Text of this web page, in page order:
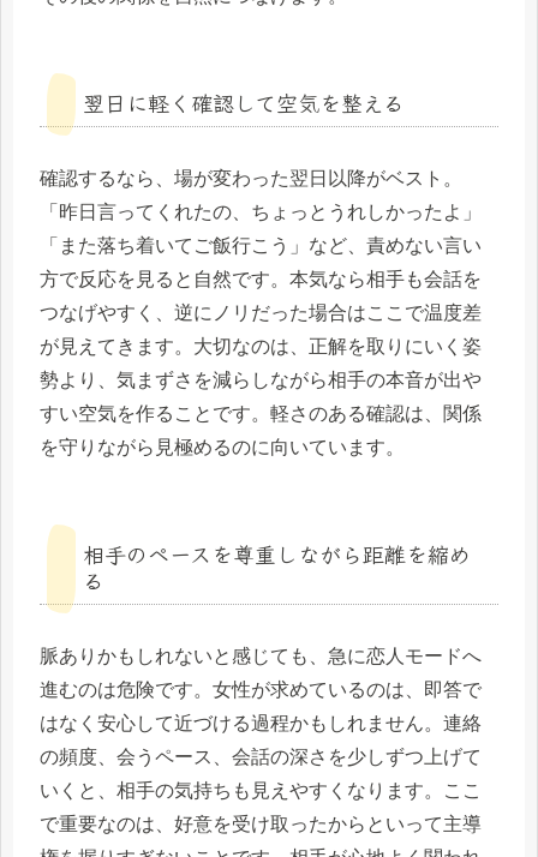
翌日に軽く確認して空気を整える
確認するなら、場が変わった翌日以降がベスト。
「昨日言ってくれたの、ちょっとうれしかったよ」
「また落ち着いてご飯行こう」など、責めない言い
方で反応を見ると自然です。本気なら相手も会話を
つなげやすく、逆にノリだった場合はここで温度差
が見えてきます。大切なのは、正解を取りにいく姿
勢より、気まずさを減らしながら相手の本音が出や
すい空気を作ることです。軽さのある確認は、関係
を守りながら見極めるのに向いています。
相手のペースを尊重しながら距離を縮め
る
脈ありかもしれないと感じても、急に恋人モードへ
進むのは危険です。女性が求めているのは、即答で
はなく安心して近づける過程かもしれません。連絡
の頻度、会うペース、会話の深さを少しずつ上げて
いくと、相手の気持ちも見えやすくなります。ここ
で重要なのは、好意を受け取ったからといって主導